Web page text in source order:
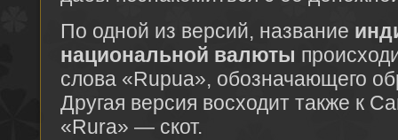
По одной из версий, название
национальной валюты
слова «Rupua», обозначающего
Другая версия восходит также к
«Rura» — скот.